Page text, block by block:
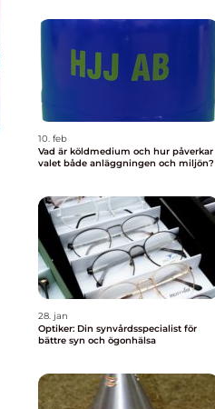
10. feb
Vad är köldmedium och hur påverkar
valet både anläggningen och miljön?
28. jan
Optiker: Din synvårdsspecialist för
bättre syn och ögonhälsa